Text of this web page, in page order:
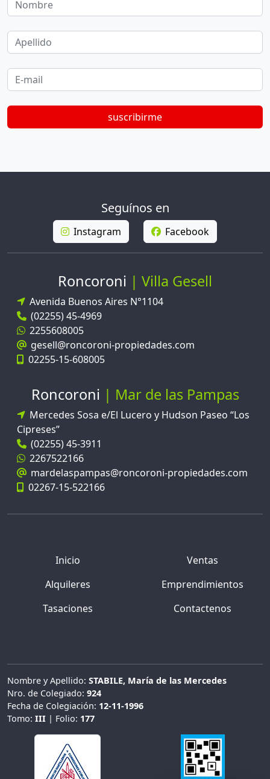
Nombre
Apellido
E-mail
suscribirme
Seguínos en
Instagram Facebook
Roncoroni Villa Gesell
Avenida Buenos Aires N°1104
(02255) 45-4969
2255608005
gesell@roncoroni-propiedades.com
02255-15-608005
Roncoroni Mar de las Pampas
Mercedes Sosa e/El Lucero y Hudson Paseo “Los
Cipreses”
(02255) 45-3911
2267522166
mardelaspampas@roncoroni-propiedades.com
02267-15-522166
Inicio
Ventas
Alquileres
Emprendimientos
Tasaciones
Contactenos
Nombre y Apellido:STABILE, María de las Mercedes
Nro. de Colegiado:924
Fecha de Colegiación:
| Folio: